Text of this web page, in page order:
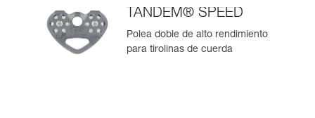
TANDEM® SPEED
Polea doble de alto rendimiento
para tirolinas de cuerda